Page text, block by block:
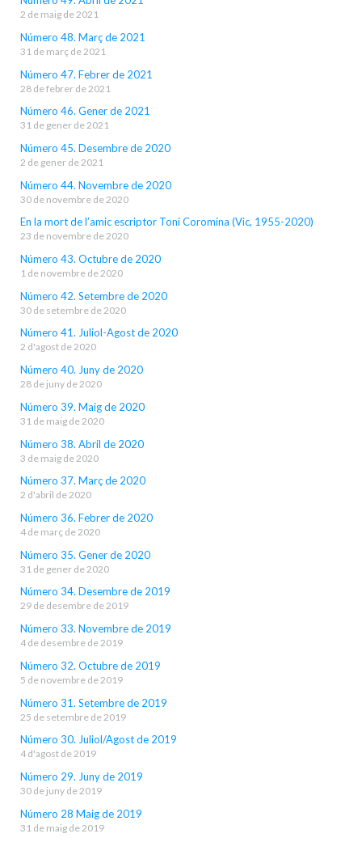
2 de maig de 2021
Número 48. Març de 2021
31 de març de 2021
Número 47. Febrer de 2021
28 de febrer de 2021
Número 46. Gener de 2021
31 de gener de 2021
Número 45. Desembre de 2020
2 de gener de 2021
Número 44. Novembre de 2020
30 de novembre de 2020
En la mort de l’amic escriptor Toni Coromina (Vic, 1955-2020)
23 de novembre de 2020
Número 43. Octubre de 2020
1 de novembre de 2020
Número 42. Setembre de 2020
30 de setembre de 2020
Número 41. Juliol-Agost de 2020
2 d'agost de 2020
Número 40. Juny de 2020
28 de juny de 2020
Número 39. Maig de 2020
31 de maig de 2020
Número 38. Abril de 2020
3 de maig de 2020
Número 37. Març de 2020
2 d'abril de 2020
Número 36. Febrer de 2020
4 de març de 2020
Número 35. Gener de 2020
31 de gener de 2020
Número 34. Desembre de 2019
29 de desembre de 2019
Número 33. Novembre de 2019
4 de desembre de 2019
Número 32. Octubre de 2019
5 de novembre de 2019
Número 31. Setembre de 2019
25 de setembre de 2019
Número 30. Juliol/Agost de 2019
4 d'agost de 2019
Número 29. Juny de 2019
30 de juny de 2019
Número 28 Maig de 2019
31 de maig de 2019